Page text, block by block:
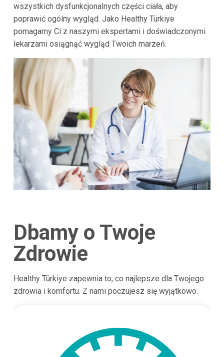
wszystkich dysfunkcjonalnych części ciała, aby
poprawić ogólny wygląd. Jako Healthy Türkiye
pomagamy Ci z naszymi ekspertami i doświadczonymi
lekarzami osiągnąć wygląd Twoich marzeń.
Dbamy o Twoje
Zdrowie
Healthy Türkiye zapewnia to, co najlepsze dla Twojego
zdrowia i komfortu. Z nami poczujesz się wyjątkowo.